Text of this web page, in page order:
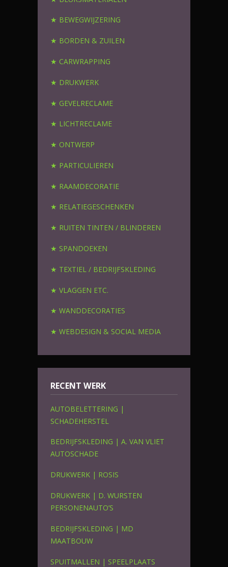
★ BEWEGWIJZERING
★ BORDEN & ZUILEN
★ CARWRAPPING
★ DRUKWERK
★ GEVELRECLAME
★ LICHTRECLAME
★ ONTWERP
★ PARTICULIEREN
★ RAAMDECORATIE
★ RELATIEGESCHENKEN
★ RUITEN TINTEN / BLINDEREN
★ SPANDOEKEN
★ TEXTIEL / BEDRIJFSKLEDING
★ VLAGGEN ETC.
★ WANDDECORATIES
★ WEBDESIGN & SOCIAL MEDIA
RECENT WERK
AUTOBELETTERING |
SCHADEHERSTEL
BEDRIJFSKLEDING | A. VAN VLIET
AUTOSCHADE
DRUKWERK | ROSIS
DRUKWERK | D. WURSTEN
PERSONENAUTO’S
BEDRIJFSKLEDING | MD
MAATBOUW
SPUITMALLEN | SPEELPLAATS